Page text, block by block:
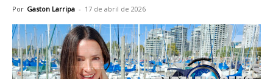
Por Gaston Larripa - 17 de abril de 2026